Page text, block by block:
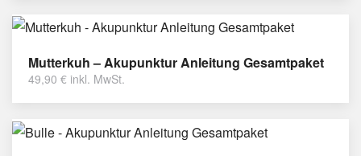
Mutterkuh – Akupunktur Anleitung Gesamtpaket
49,90 € inkl. MwSt.